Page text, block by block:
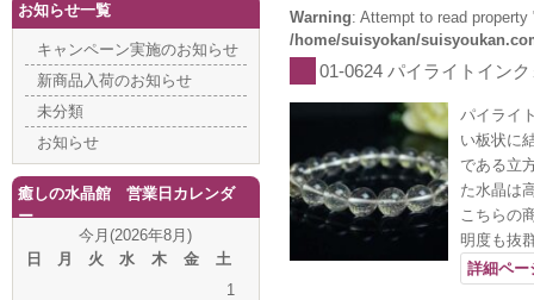
Warning: Attempt to read
/home/suisyokan/
01-0624 パイライトイン
パイライ
い板状に
である立
た水晶は
こちらの
明度も抜
詳細ペ
お知らせ一覧
キャンペーン実施のお知らせ
新商品入荷のお知らせ
未分類
お知らせ
癒しの水晶館 営業日カレンダ
ー
今月(2026年8月)
日
月 火 水 木 金
土
1